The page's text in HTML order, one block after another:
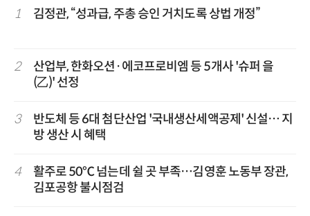
1 김정관, “성과급, 주총 승인 거치도록 상법 개정”
2
산업부, 한화오션·에코프로비엠 등 5개사 '슈퍼 을
(乙)' 선정
3
반도체 등 6대 첨단산업 '국내생산세액공제' 신설… 지
방 생산 시 혜택
4
활주로 50℃ 넘는데 쉴 곳 부족…김영훈 노동부 장관,
김포공항 불시점검